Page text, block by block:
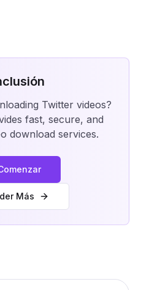
Twitter videos?
fast, secure, and
download services.
Más